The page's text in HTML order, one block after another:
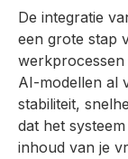
De integratie
een grote stap
werkprocessen
AI-modellen al
stabiliteit,
dat het
inhoud van je